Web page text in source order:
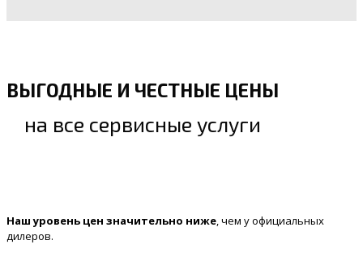
ВЫГОДНЫЕ И ЧЕСТНЫЕ ЦЕНЫ
на все сервисные услуги
Наш уровень цен значительно ниже , чем у официальных
дилеров.